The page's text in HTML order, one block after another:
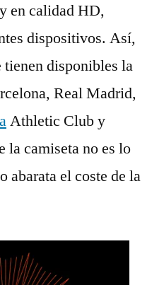
en calidad HD,
dispositivos. Así,
disponibles la
Real Madrid,
Athletic Club y
la camiseta no es lo
abarata el coste de la